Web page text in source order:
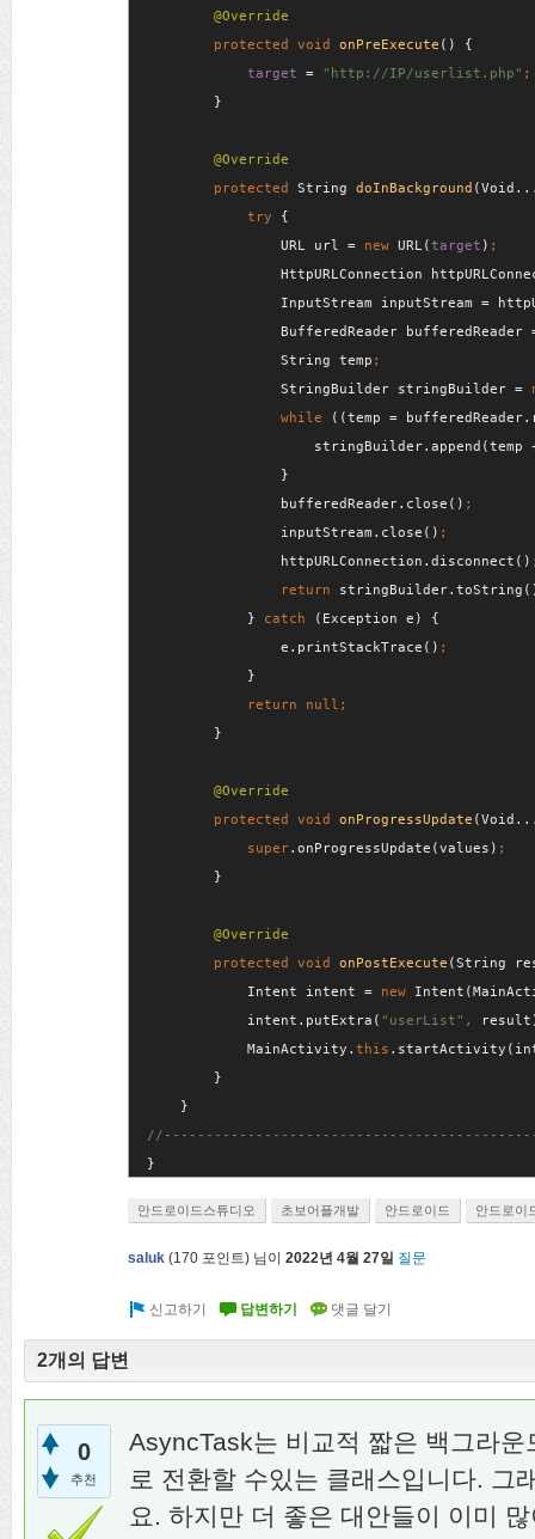
protected void onPreExecute () {
target = "http://IP/userlist.php"
}
protected String doInBackground
try {
                URL url =
new URL(target )
HttpURLConnection
InputStream inputStream =
BufferedReader
String temp
StringBuilder stringBuilder =
                while
((temp =
stringBuilder.append(temp
}
                bufferedReader.close()
inputStream.close()
httpURLConnection.disconnect()
                return
} catch
(Exception e) {
                e.printStackTrace()
}
}
protected void onProgressUpdate
super.onProgressUpdate(values)
}
protected void onPostExecute (String
            Intent intent =
new
intent.putExtra( "userList" ,
MainActivity. this
}
}
안드로이드스튜디오 초보어플개발 안드로이드 안드로이
saluk (170 포인트) 님이 2022년 4월 27일 질문
2개의 답변
0
추천
AsyncTask는 비교적 짧은 백그라
로 전환할 수있는 클래스입니다. 그
요. 하지만 더 좋은 대안들이 이미